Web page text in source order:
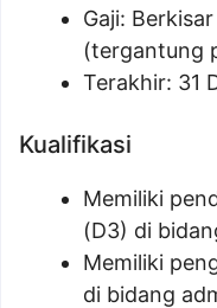
Gaji: Berkisar
(tergantung
Terakhir: 31
Kualifikasi
Memiliki
(D3) di
Memiliki
di bidang